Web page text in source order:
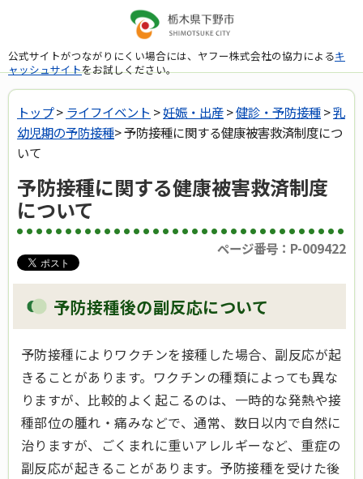
公式サイトがつながりにくい場合には、ヤフー株式会社の協力によるキ
ャッシュサイトをお試しください。
トップ> ライフイベント >妊娠・出産>健診・予防接種>乳
幼児期の予防接種> 予防接種に関する健康被害救済制度につ
いて
予防接種に関する健康被害救済制度
について
ページ番号：P-009422
予防接種後の副反応について
予防接種によりワクチンを接種した場合、副反応が起
きることがあります。ワクチンの種類によっても異な
りますが、比較的よく起こるのは、一時的な発熱や接
種部位の腫れ・痛みなどで、通常、数日以内で自然に
治りますが、ごくまれに重いアレルギーなど、重症の
副反応が起きることがあります。予防接種を受けた後